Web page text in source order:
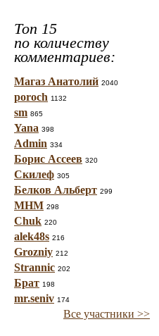
Топ 15
по количеству
комментариев:
Магаз Анатолий 2040
poroch 1132
sm 865
Yana 398
Admin 334
Борис Ассеев 320
Скилеф 305
Белков Альберт 299
МНМ 298
Chuk 220
alek48s 216
Grozniy 212
Strannic 202
Брат 198
mr.seniv 174
Все участники >>